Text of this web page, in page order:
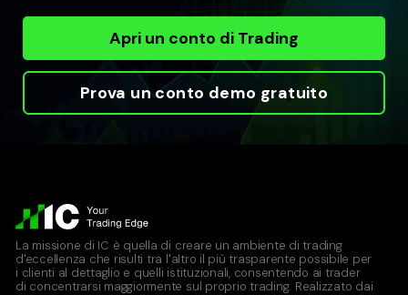
Apri un conto di Trading
Prova un conto demo gratuito
La missione di IC è quella di creare un ambiente di trading
d'eccellenza che risulti tra l'altro il più trasparente possibile per
i clienti al dettaglio e quelli istituzionali, consentendo ai trader
di concentrarsi maggiormente sul proprio trading. Realizzato dai